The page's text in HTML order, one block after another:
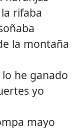
rifaba
la montaña
he ganado
yo
mayo